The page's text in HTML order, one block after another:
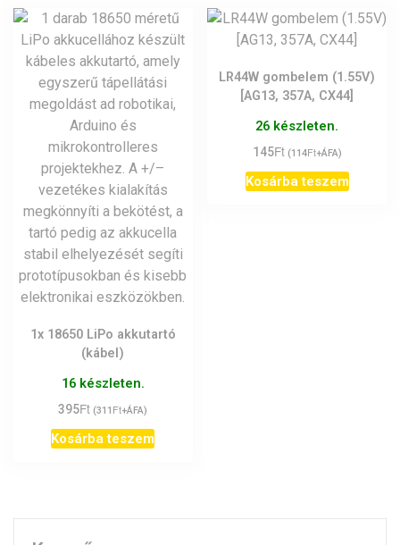
1x 18650 LiPo akkutartó
(kábel)
16 készleten.
395Ft (311 Ft+ÁFA)
Kosárba teszem
LR44W gombelem (1.55V)
[AG13, 357A, CX44]
26 készleten.
145Ft (114Ft+ÁFA)
Kosárba teszem